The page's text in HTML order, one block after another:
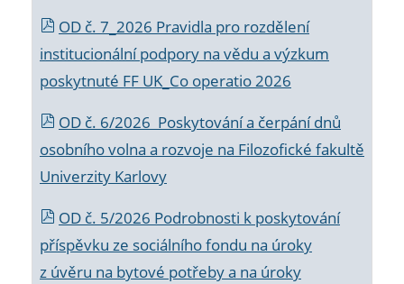
OD č. 7_2026 Pravidla pro rozdělení
institucionální podpory na vědu a výzkum
poskytnuté FF UK_Co operatio 2026
OD č. 6/2026 Poskytování a čerpání dnů
osobního volna a rozvoje na Filozofické fakultě
Univerzity Karlovy
OD č. 5/2026 Podrobnosti k poskytování
příspěvku ze sociálního fondu na úroky
z úvěru na bytové potřeby a na úroky